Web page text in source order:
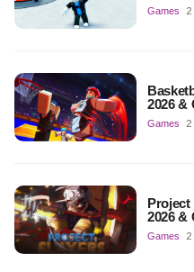
Games 2
2026 &
Games 2
Project
2026 &
Games 2